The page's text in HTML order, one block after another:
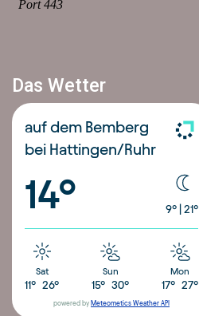
Das Wetter
auf dem Bemberg
bei Hattingen/Ruhr
14° 9° 21°
Sat
11° 26°
Sun
15° 30°
Mon
17° 27°
powered by Meteometics Weather API